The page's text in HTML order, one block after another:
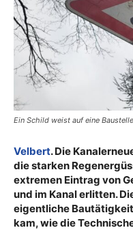
Ein Schild weist auf eine
Velbert. Die
die starken
extremen Eintrag von
und im Kanal erlitten.
eigentliche
kam, wie die